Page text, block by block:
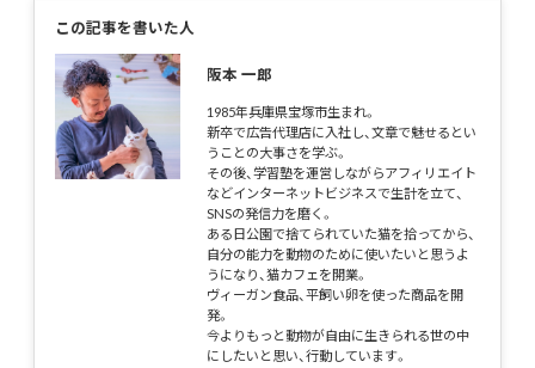
この記事を書いた人
阪本 一郎
1985年兵庫県宝塚市生まれ。
新卒で広告代理店に入社し、文章で魅せるとい
うことの大事さを学ぶ。
その後、学習塾を運営しながらアフィリエイト
などインターネットビジネスで生計を立て、
SNSの発信力を磨く。
ある日公園で捨てられていた猫を拾ってから、
自分の能力を動物のために使いたいと思うよ
うになり、猫カフェを開業。
ヴィーガン食品、平飼い卵を使った商品を開
発。
今よりもっと動物が自由に生きられる世の中
にしたいと思い、行動しています。